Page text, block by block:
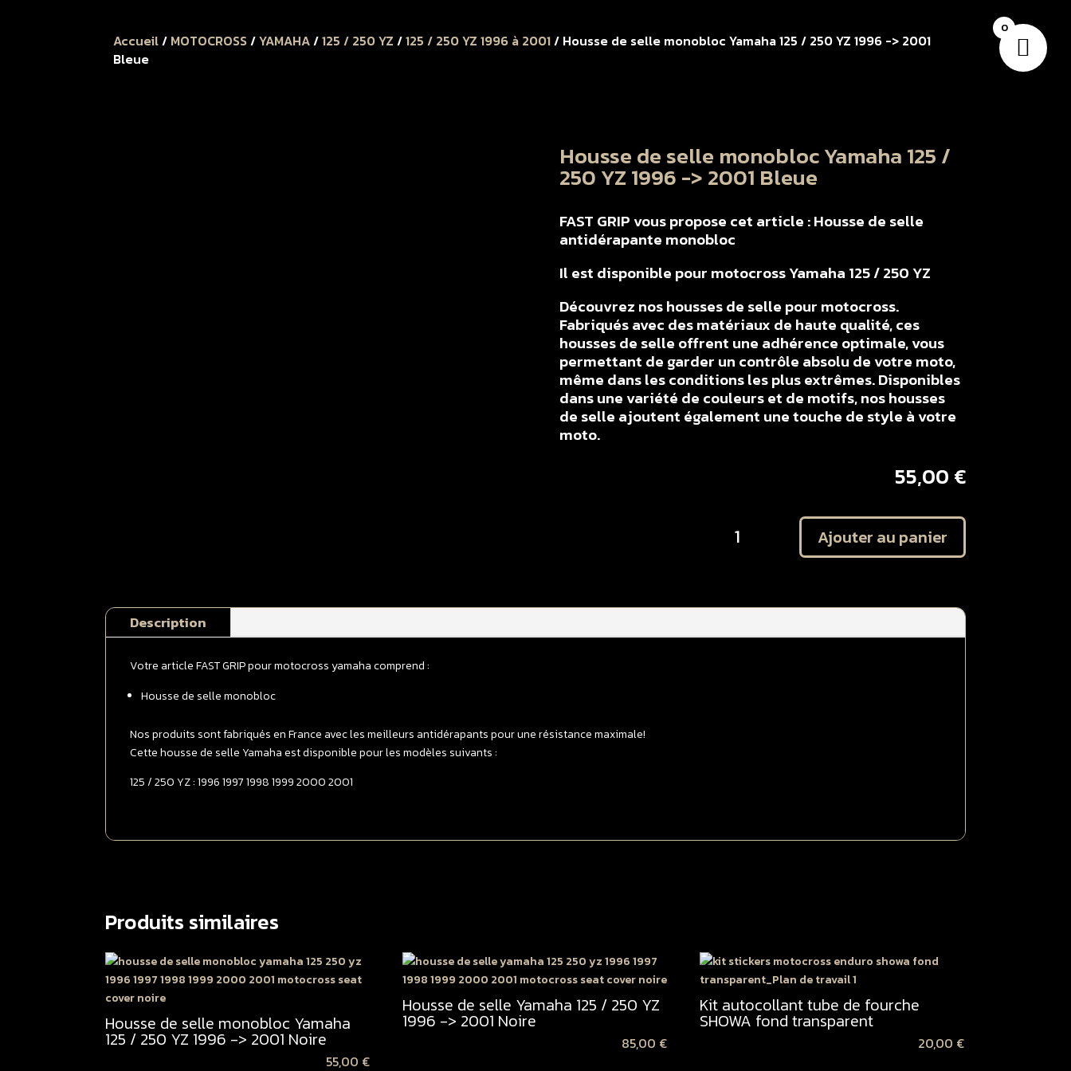
Accueil/ MOTOCROSS /YAMAHA/125 / 250 YZ /125 / 250 YZ 1996 à 2001/ Housse de selle monobloc Yamaha 125 / 250 YZ 1996 -> 2001
Bleue
Housse de selle monobloc Yamaha 125 /
250 YZ 1996 -> 2001 Bleue
FAST GRIP vous propose cet article : Housse de selle
antidérapante monobloc
Il est disponible pour motocross Yamaha 125 / 250 YZ
Découvrez nos housses de selle pour motocross.
Fabriqués avec des matériaux de haute qualité, ces
housses de selle offrent une adhérence optimale, vous
permettant de garder un contrôle absolu de votre moto,
même dans les conditions les plus extrêmes. Disponibles
dans une variété de couleurs et de motifs, nos housses
de selle ajoutent également une touche de style à votre
moto.
55,00 €
monobloc
Ajouter au panier
Description
Votre article FAST GRIP pour motocross yamaha comprend :
Housse de selle monobloc
Nos produits sont fabriqués en France avec les meilleurs antidérapants pour une résistance maximale!
Cette housse de selle Yamaha est disponible pour les modèles suivants :
125 / 250 YZ : 1996 1997 1998 1999 2000 2001
Produits similaires
Housse de selle monobloc Yamaha
125 / 250 YZ 1996 -> 2001 Noire
55,00 €
Housse de selle Yamaha 125 / 250 YZ
1996 -> 2001 Noire
85,00 €
Kit autocollant tube de fourche
SHOWA fond transparent
20,00 €
0